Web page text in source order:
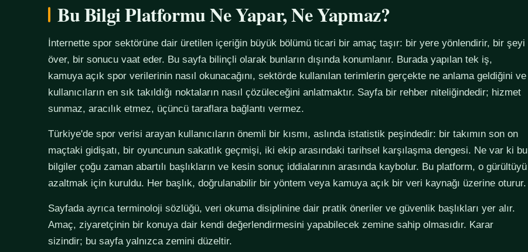
Bu Bilgi Platformu Ne Yapar, Ne Yapmaz?
İnternette spor sektörüne dair üretilen içeriğin büyük bölümü ticari bir amaç taşır: bir yere yönlendirir, bir şeyi
över, bir sonucu vaat eder. Bu sayfa bilinçli olarak bunların dışında konumlanır. Burada yapılan tek iş,
kamuya açık spor verilerinin nasıl okunacağını, sektörde kullanılan terimlerin gerçekte ne anlama geldiğini ve
kullanıcıların en sık takıldığı noktaların nasıl çözüleceğini anlatmaktır. Sayfa bir rehber niteliğindedir; hizmet
sunmaz, aracılık etmez, üçüncü taraflara bağlantı vermez.
Türkiye'de spor verisi arayan kullanıcıların önemli bir kısmı, aslında istatistik peşindedir: bir takımın son on
maçtaki gidişatı, bir oyuncunun sakatlık geçmişi, iki ekip arasındaki tarihsel karşılaşma dengesi. Ne var ki bu
bilgiler çoğu zaman abartılı başlıkların ve kesin sonuç iddialarının arasında kaybolur. Bu platform, o gürültüyü
azaltmak için kuruldu. Her başlık, doğrulanabilir bir yöntem veya kamuya açık bir veri kaynağı üzerine oturur.
Sayfada ayrıca terminoloji sözlüğü, veri okuma disiplinine dair pratik öneriler ve güvenlik başlıkları yer alır.
Amaç, ziyaretçinin bir konuya dair kendi değerlendirmesini yapabilecek zemine sahip olmasıdır. Karar
sizindir; bu sayfa yalnızca zemini düzeltir.